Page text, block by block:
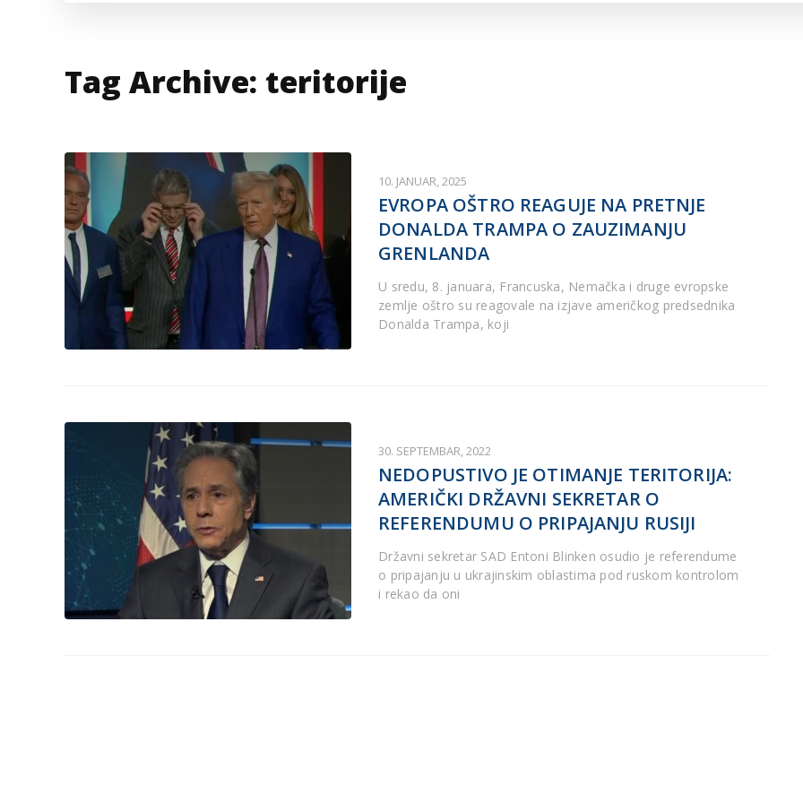
Tag Archive: teritorije
10. JANUAR, 2025
EVROPA OŠTRO REAGUJE NA PRETNJE
DONALDA TRAMPA O ZAUZIMANJU
GRENLANDA
U sredu, 8. januara, Francuska, Nemačka i druge evropske
zemlje oštro su reagovale na izjave američkog predsednika
Donalda Trampa, koji
30. SEPTEMBAR, 2022
NEDOPUSTIVO JE OTIMANJE TERITORIJA:
AMERIČKI DRŽAVNI SEKRETAR O
REFERENDUMU O PRIPAJANJU RUSIJI
Državni sekretar SAD Entoni Blinken osudio je referendume
o pripajanju u ukrajinskim oblastima pod ruskom kontrolom
i rekao da oni